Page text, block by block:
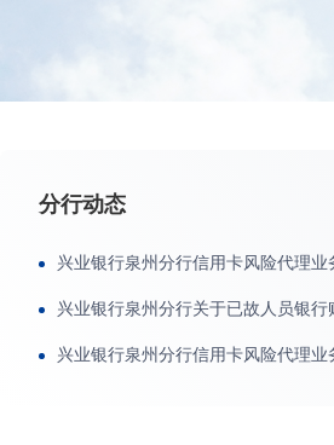
分行动态
兴业银行泉州分行信用卡风险代理业
兴业银行泉州分行关于已故人员银
兴业银行泉州分行信用卡风险代理业